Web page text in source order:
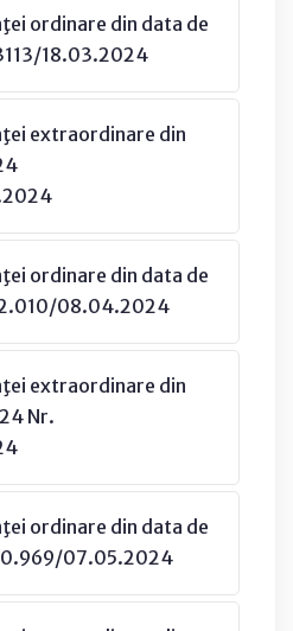
ordinare din data de
18.03.2024
extraordinare din
ordinare din data de
08.04.2024
extraordinare din
Nr.
ordinare din data de
07.05.2024